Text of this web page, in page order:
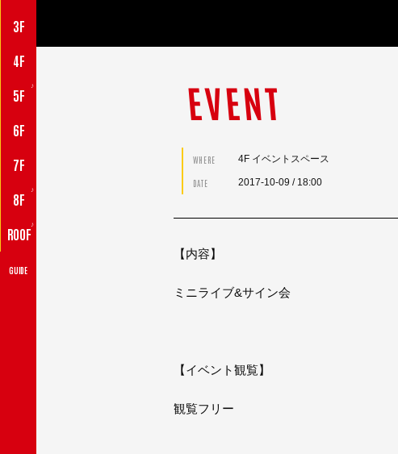
3F
4F
5F
♪
6F
7F
8F
♪
ROOF
♪
GUIDE
EVENT
WHERE 4F イベントスペース
DATE 2017-10-09 / 18:00
【内容】
ミニライブ&サイン会
【イベント観覧】
観覧フリー